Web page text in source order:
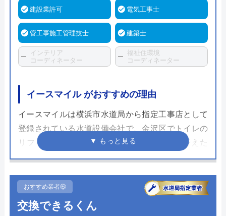
建設業許可 電気工事士
管工事施工管理技士 建築士
インテリア
コーディネーター
福祉住環境
コーディネーター
イースマイル がおすすめの理由
イースマイルは横浜市水道局から指定工事店として
登録されている水道設備会社で、金沢区でトイレの
リフォームも行っています。節水モデルに替えた
い、掃除の手間を減らしたいなどの理由でトイレリ
のスタッフが要望に合わせて商品の選定をサポート
してくれます。
おすすめ業者⑥
交換できるくん